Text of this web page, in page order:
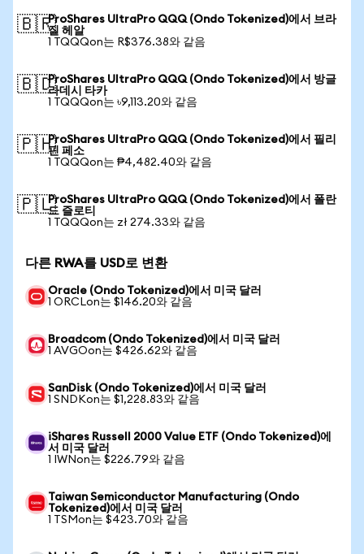
🇧🇷ProShares UltraPro QQQ (Ondo Tokenized)에서 브라
질 헤알
1 TQQQon는 R$376.38와 같음
🇧🇩ProShares UltraPro QQQ (Ondo Tokenized)에서 방글
라데시 타카
1 TQQQon는 ৳9,113.20와 같음
🇵🇭ProShares UltraPro QQQ (Ondo Tokenized)에서 필리
핀 페소
1 TQQQon는 ₱4,482.40와 같음
🇵🇱ProShares UltraPro QQQ (Ondo Tokenized)에서 폴란
드 즐로티
1 TQQQon는 zł 274.33와 같음
다른 RWA를 USD로 변환
Oracle (Ondo Tokenized)에서 미국 달러
1 ORCLon는 $146.20와 같음
Broadcom (Ondo Tokenized)에서 미국 달러
1 AVGOon는 $426.62와 같음
SanDisk (Ondo Tokenized)에서 미국 달러
1 SNDKon는 $1,228.83와 같음
iShares Russell 2000 Value ETF (Ondo Tokenized)에
서 미국 달러
1 IWNon는 $226.79와 같음
Taiwan Semiconductor Manufacturing (Ondo
Tokenized)에서 미국 달러
1 TSMon는 $423.70와 같음